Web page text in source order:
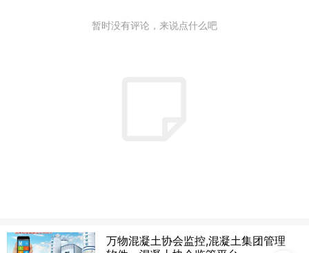
暂时没有评论，来说点什么吧
万物混凝土协会监控,混凝土集团管理